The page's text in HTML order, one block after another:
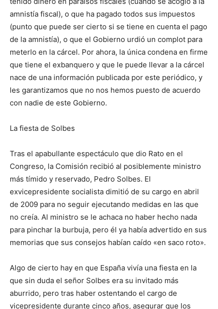
amnistía fiscal), o que ha pagado todos sus impuestos
(punto que puede ser cierto si se tiene en cuenta el pago
de la amnistía), o que el Gobierno urdió un complot para
meterlo en la cárcel. Por ahora, la única condena en firme
que tiene el exbanquero y que le puede llevar a la cárcel
nace de una información publicada por este periódico, y
les garantizamos que no nos hemos puesto de acuerdo
con nadie de este Gobierno.
La fiesta de Solbes
Tras el apabullante espectáculo que dio Rato en el
Congreso, la Comisión recibió al posiblemente ministro
más tímido y reservado, Pedro Solbes. El
exvicepresidente socialista dimitió de su cargo en abril
de 2009 para no seguir ejecutando medidas en las que
no creía. Al ministro se le achaca no haber hecho nada
para pinchar la burbuja, pero él ya había advertido en sus
memorias que sus consejos habían caído «en saco roto».
Algo de cierto hay en que España vivía una fiesta en la
que sin duda el señor Solbes era su invitado más
aburrido, pero tras haber ostentando el cargo de
vicepresidente durante cinco años, asegurar que los